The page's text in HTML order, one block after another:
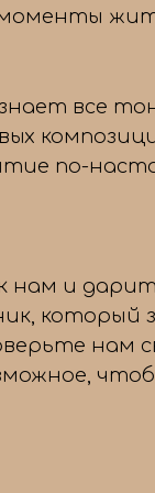
все
по-
нам и
который
нам